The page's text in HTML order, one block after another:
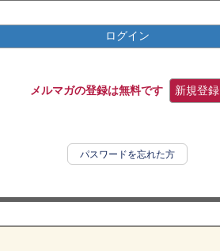
ログイン
メルマガの登録は無料です 新規登録
パスワードを忘れた方